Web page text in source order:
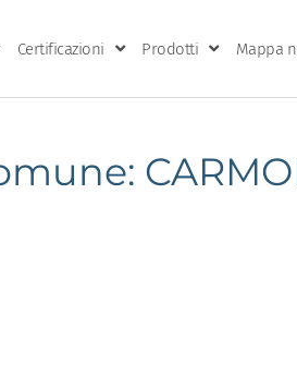
Certificazioni Prodotti Mappa